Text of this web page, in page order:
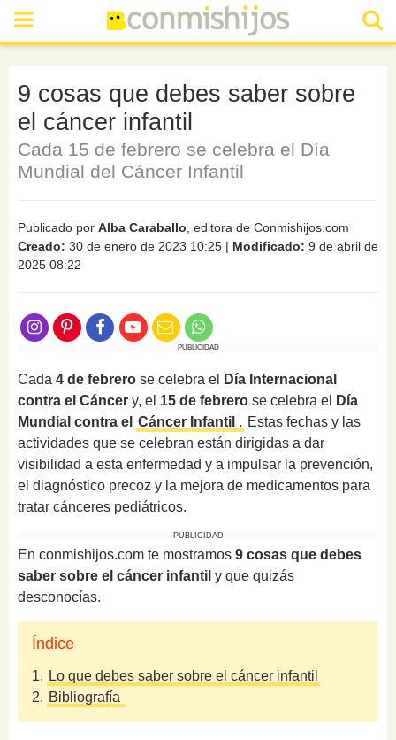
9 cosas que debes saber sobre
el cáncer infantil
Cada 15 de febrero se celebra el Día
Mundial del Cáncer Infantil
Publicado por Alba Caraballo , editora de Conmishijos.com
Creado: 30 de enero de 2023 10:25 | Modificado: 9 de abril de
2025 08:22
PUBLICIDAD
Cada 4 de febrero se celebra el
Día Internacional
contra el Cáncer y, el 15 de febrero se celebra el
Día
Mundial contra el Cáncer Infantil . Estas fechas y las
actividades que se celebran están dirigidas a dar
visibilidad a esta enfermedad y a impulsar la prevención,
el diagnóstico precoz y la mejora de medicamentos para
tratar cánceres pediátricos.
PUBLICIDAD
En conmishijos.com te mostramos 9 cosas que debes
saber sobre el cáncer infantil y que quizás
desconocías.
Índice
1. Lo que debes saber sobre el cáncer infantil
2. Bibliografía